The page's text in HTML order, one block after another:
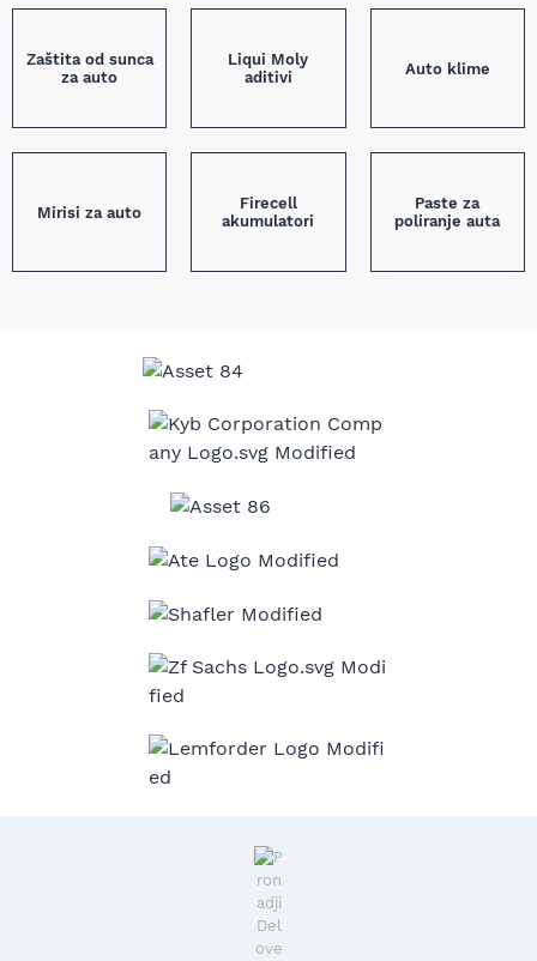
Zaštita od sunca
za auto
Liqui Moly
aditivi
Auto klime
Mirisi za auto
Firecell
akumulatori
Paste za
poliranje auta